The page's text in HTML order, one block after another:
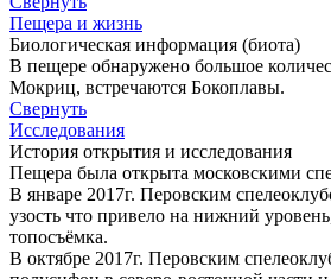
Пещера и жизнь
Биологическая информация (биота)
В пещере обнаружено большое
Мокриц, встречаются Бокоплавы.
Свернуть
Исследования
История открытия и исследования
Пещера была открыта московскими
В январе 2017г. Перовским
узость что привело на нижний
топосъёмка.
В октябре 2017г. Перовским